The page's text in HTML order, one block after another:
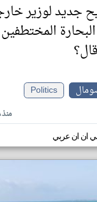
جديد لوزير
Politics
منذ ١٨ يوم
ان ان عربي